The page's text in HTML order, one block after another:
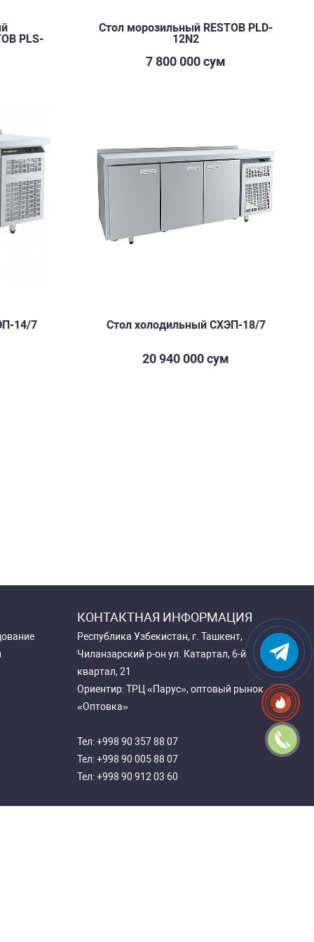
PLS-
Стол морозильный RESTOB PLD-
12N2
7 800 000 сум
14/7 Стол холодильный СХЭП-18/7
20 940 000 сум
КОНТАКТНАЯ ИНФОРМАЦИЯ
Республика Узбекистан, г. Ташкент,
Чиланзарский р-он ул. Катартал, 6-й
квартал, 21
Ориентир: ТРЦ «Парус», оптовый рынок
«Оптовка»
Тел:+998 90 357 88 07
Тел:+998 90 005 88 07
Тел:+998 90 912 03 60